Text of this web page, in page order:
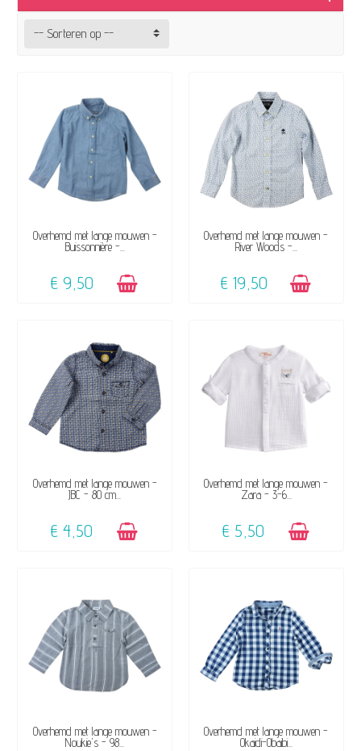
-- Sorteren op --
BESCHIKBAAR
Overhemd met lange mouwen -
Buissonnière -...
€ 9,50
BESCHIKBAAR
Overhemd met lange mouwen -
River Woods -...
€ 19,50
BESCHIKBAAR
Overhemd met lange mouwen -
JBC - 80 cm...
€ 4,50
BESCHIKBAAR
Overhemd met lange mouwen -
Zara - 3-6...
€ 5,50
BESCHIKBAAR
Overhemd met lange mouwen -
Noukie's - 98...
BESCHIKBAAR
Overhemd met lange mouwen -
Okaidi-Obaibi...